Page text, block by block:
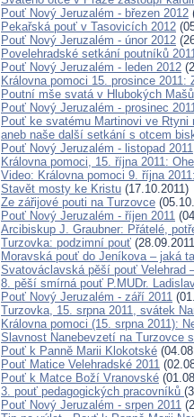
Pouť Nový Jeruzalém - březen 2012
Pekařská pouť v Tasovicích 2012
Pouť Nový Jeruzalém - únor 2012
Povelehradské setkání poutníků
Pouť Nový Jeruzalém - leden 2012
Královna pomoci 15. prosince 2011:
Poutní mše svatá v Hlubokých
Pouť Nový Jeruzalém - prosinec
Pouť ke svatému Martinovi ve Rtyni
aneb naše další setkání s otcem
Pouť Nový Jeruzalém - listopad 2011
Královna pomoci, 15. října 2011:
Video: Královna pomoci 9. října
Stavět mosty ke Kristu (17.10.2011)
Ze zářijové pouti na Turzovce
Pouť Nový Jeruzalém - říjen 2011
Arcibiskup J. Graubner: Přátelé,
Turzovka: podzimní pouť
Moravská pouť do Jeníkova – jaká
Svatováclavská pěší pouť Velehrad
8. pěší smírná pouť P.MUDr.
Pouť Nový Jeruzalém - září 2011
Turzovka, 15. srpna 2011, svátek
Královna pomoci (15. srpna 2011):
Slavnost Nanebevzetí na Turzovce
Pouť k Panně Marii Klokotské
Pouť Matice Velehradské 2011
Pouť k Matce Boží Vranovské
3. pouť pedagogických pracovníků
Pouť Nový Jeruzalém - srpen 2011